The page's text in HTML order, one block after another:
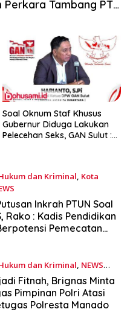
Perkara Tambang PT
Soal Oknum Staf Khusus
Gubernur Diduga Lakukan
Pelecehan Seks, GAN Sulut :
dan Kriminal, Kota
Inkrah PTUN Soal
Rako : Kadis Pendidikan
Pemecatan
dan Kriminal, NEWS
2025Fitnah, Brignas Minta
Pimpinan Polri Atasi
Polresta Manado